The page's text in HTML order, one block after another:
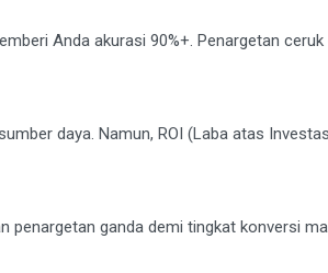
Anda akurasi 90%+. Penargetan ceruk
daya. Namun, ROI (Laba atas
penargetan ganda demi tingkat konversi